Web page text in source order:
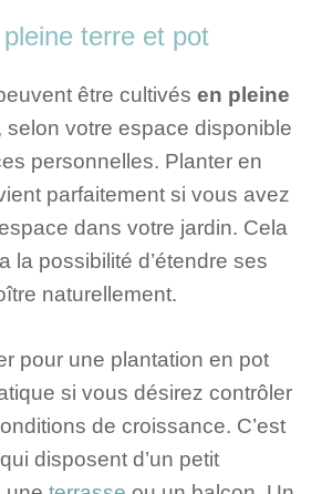
terre et pot
être cultivés en pleine
selon votre espace disponible
personnelles. Planter en
parfaitement si vous avez
dans votre jardin. Cela
la possibilité d’étendre ses
naturellement.
pour une plantation en pot
si vous désirez contrôler
de croissance. C’est
disposent d’un petit